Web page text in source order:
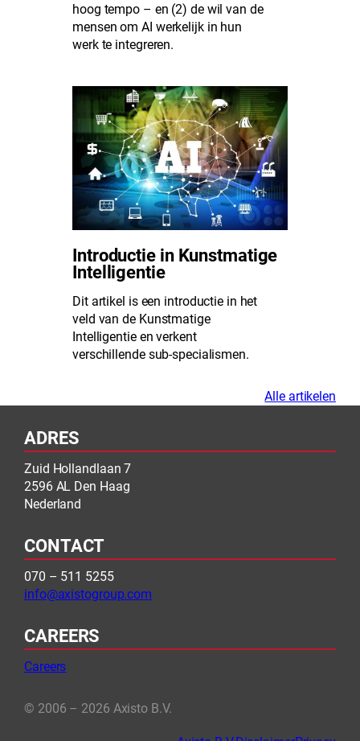
hoog tempo – en (2) de wil van de
mensen om AI werkelijk in hun
werk te integreren.
Introductie in Kunstmatige
Intelligentie
Dit artikel is een introductie in het
veld van de Kunstmatige
Intelligentie en verkent
verschillende sub-specialismen.
Alle artikelen
ADRES
Zuid Hollandlaan 7
2596 AL Den Haag
Nederland
CONTACT
070 – 511 5255
info@axistogroup.com
CAREERS
Careers
© 2006 – 2026 Axisto B.V.